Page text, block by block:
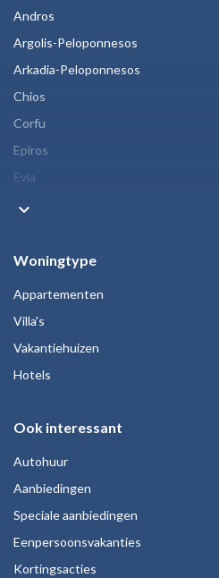
Andros
Argolis-Peloponnesos
Arkadia-Peloponnesos
Chios
Corfu
Epiros
Evia
keyboard_arrow_down
Woningtype
Appartementen
Villa's
Vakantiehuizen
Hotels
Ook interessant
Autohuur
Aanbiedingen
Speciale aanbiedingen
Eenpersoonsvakanties
Kortingsacties